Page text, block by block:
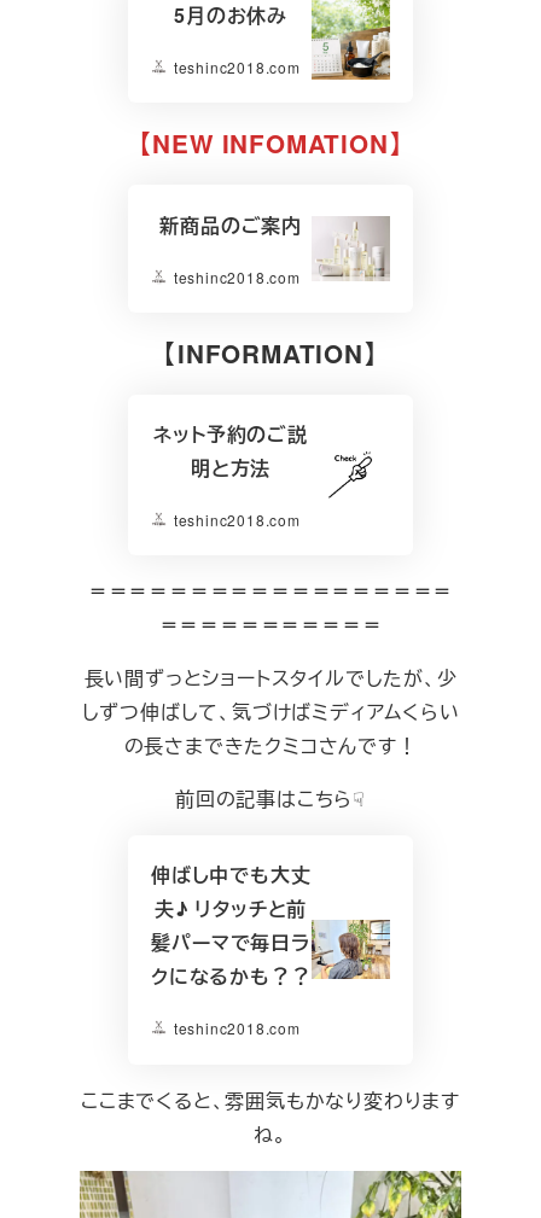
5月のお休み
teshinc2018.com
【NEW INFOMATION】
新商品のご案内
teshinc2018.com
【INFORMATION】
ネット予約のご説
明と方法
teshinc2018.com
＝＝＝＝＝＝＝＝＝＝＝＝＝＝＝＝＝＝
＝＝＝＝＝＝＝＝＝＝＝
長い間ずっとショートスタイルでしたが、少
しずつ伸ばして、気づけばミディアムくらい
の長さまできたクミコさんです！
前回の記事はこちら☟
伸ばし中でも大丈
夫♪ リタッチと前
髪パーマで毎日ラ
クになるかも？？
teshinc2018.com
ここまでくると、雰囲気もかなり変わります
ね。